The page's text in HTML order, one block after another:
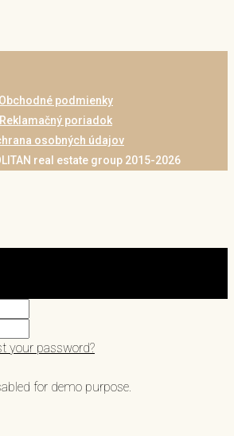
Obchodné podmienky
Reklamačný poriadok
osobných údajov
real estate group 2015-2026
your password?
for demo purpose.